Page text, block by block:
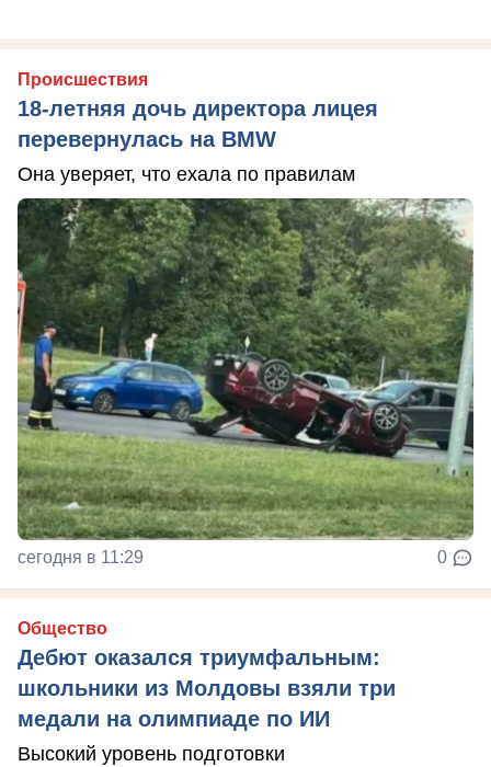
Происшествия
18-летняя дочь директора лицея
перевернулась на BMW
Она уверяет, что ехала по правилам
сегодня в 11:29 0
Общество
Дебют оказался триумфальным:
школьники из Молдовы взяли три
медали на олимпиаде по ИИ
Высокий уровень подготовки